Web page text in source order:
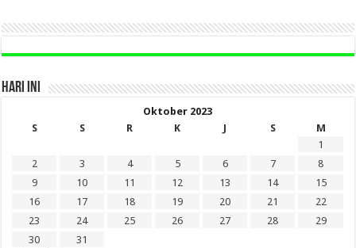
HARI INI
Oktober 2023
S
S R K J S
M
1
2
3 4 5 6 7
8
9
10 11 12 13 14
15
16
17 18 19 20 21
22
23
24 25 26 27 28
29
30
31